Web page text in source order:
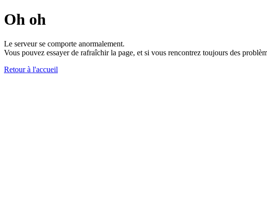
Oh oh
Le serveur se comporte anormalement.
Vous pouvez essayer de rafraîchir la page, et si vous rencontrez toujours des
Retour à l'accueil